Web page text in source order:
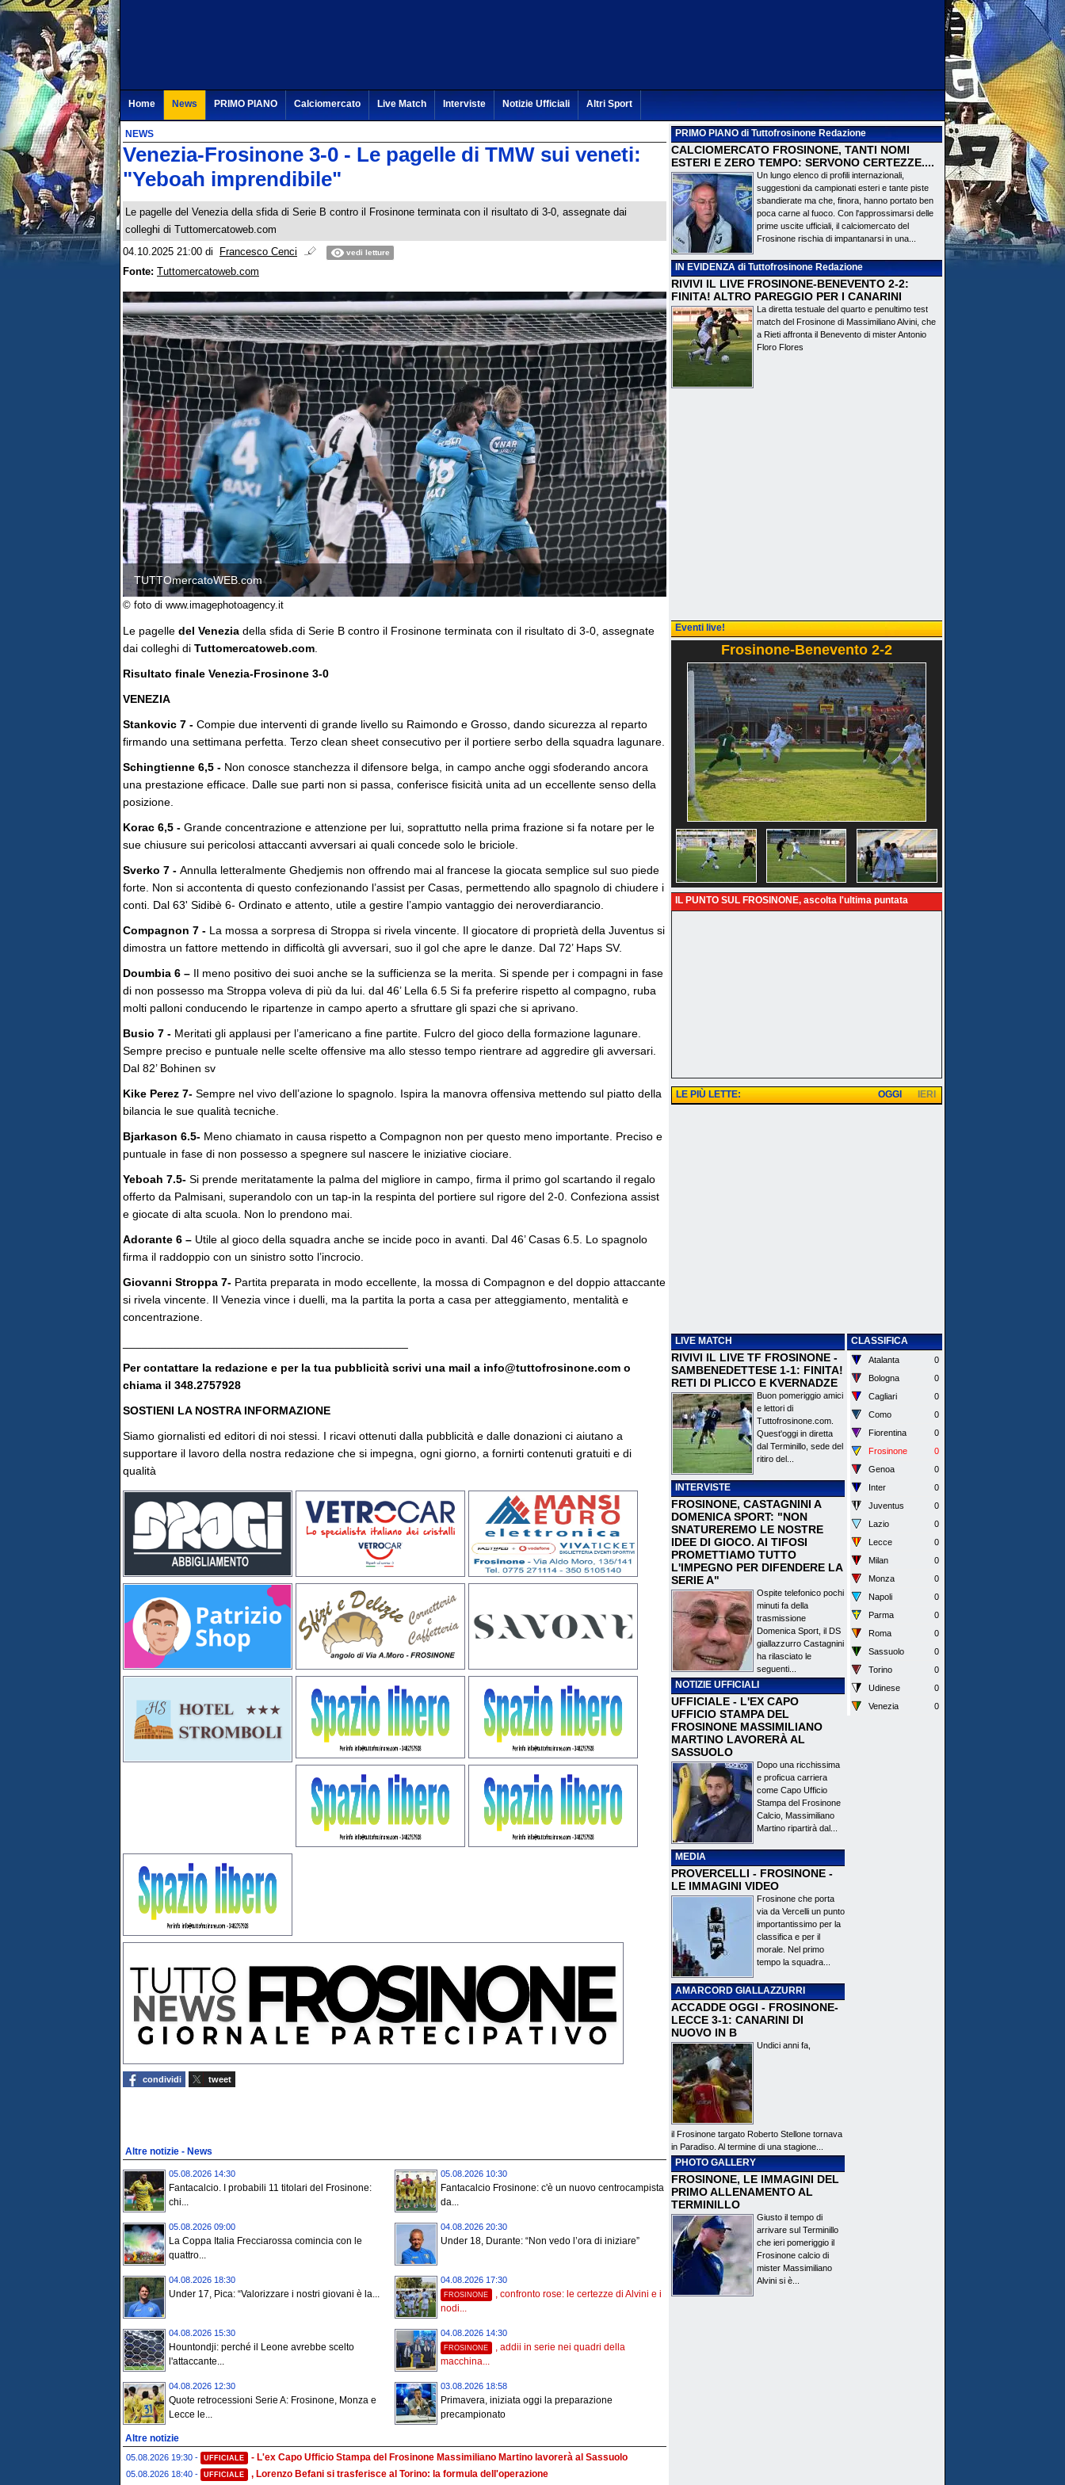
Home News PRIMO PIANO Calciomercato Live Match Interviste Notizie Ufficiali Altri Sport
NEWS
Venezia-Frosinone 3-0 - Le pagelle di TMW sui veneti:
"Yeboah imprendibile"
Le pagelle del Venezia della sfida di Serie B contro il Frosinone terminata con il risultato di 3-0, assegnate dai
colleghi di Tuttomercatoweb.com
04.10.2025 21:00 di Francesco Cenci vedi letture
Fonte: Tuttomercatoweb.com
TUTTOmercatoWEB.com
© foto di www.imagephotoagency.it
Le pagelle del Venezia della sfida di Serie B contro il Frosinone terminata con il risultato di 3-0, assegnate
dai colleghi di Tuttomercatoweb.com
Risultato finale Venezia-Frosinone 3-0
VENEZIA
Stankovic 7 - Compie due interventi di grande livello su Raimondo e Grosso, dando sicurezza al reparto
firmando una settimana perfetta. Terzo clean sheet consecutivo per il portiere serbo della squadra lagunare.
Schingtienne 6,5 - Non conosce stanchezza il difensore belga, in campo anche oggi sfoderando ancora
una prestazione efficace. Dalle sue parti non si passa, conferisce fisicità unita ad un eccellente senso della
posizione.
Korac 6,5 - Grande concentrazione e attenzione per lui, soprattutto nella prima frazione si fa notare per le
sue chiusure sui pericolosi attaccanti avversari ai quali concede solo le briciole.
Sverko 7 - Annulla letteralmente Ghedjemis non offrendo mai al francese la giocata semplice sul suo piede
forte. Non si accontenta di questo confezionando l’assist per Casas, permettendo allo spagnolo di chiudere i
conti. Dal 63' Sidibè 6- Ordinato e attento, utile a gestire l’ampio vantaggio dei neroverdiarancio.
Compagnon 7 - La mossa a sorpresa di Stroppa si rivela vincente. Il giocatore di proprietà della Juventus si
dimostra un fattore mettendo in difficoltà gli avversari, suo il gol che apre le danze. Dal 72’ Haps SV.
Doumbia 6 – Il meno positivo dei suoi anche se la sufficienza se la merita. Si spende per i compagni in fase
di non possesso ma Stroppa voleva di più da lui. dal 46’ Lella 6.5 Si fa preferire rispetto al compagno, ruba
molti palloni conducendo le ripartenze in campo aperto a sfruttare gli spazi che si aprivano.
Busio 7 - Meritati gli applausi per l’americano a fine partite. Fulcro del gioco della formazione lagunare.
Sempre preciso e puntuale nelle scelte offensive ma allo stesso tempo rientrare ad aggredire gli avversari.
Dal 82’ Bohinen sv
Kike Perez 7- Sempre nel vivo dell’azione lo spagnolo. Ispira la manovra offensiva mettendo sul piatto della
bilancia le sue qualità tecniche.
Bjarkason 6.5- Meno chiamato in causa rispetto a Compagnon non per questo meno importante. Preciso e
puntuale in fase di non possesso a spegnere sul nascere le iniziative ciociare.
Yeboah 7.5- Si prende meritatamente la palma del migliore in campo, firma il primo gol scartando il regalo
offerto da Palmisani, superandolo con un tap-in la respinta del portiere sul rigore del 2-0. Confeziona assist
e giocate di alta scuola. Non lo prendono mai.
Adorante 6 – Utile al gioco della squadra anche se incide poco in avanti. Dal 46’ Casas 6.5. Lo spagnolo
firma il raddoppio con un sinistro sotto l’incrocio.
Giovanni Stroppa 7- Partita preparata in modo eccellente, la mossa di Compagnon e del doppio attaccante
si rivela vincente. Il Venezia vince i duelli, ma la partita la porta a casa per atteggiamento, mentalità e
concentrazione.
Per contattare la redazione e per la tua pubblicità scrivi una mail a info@tuttofrosinone.com o
chiama il 348.2757928
SOSTIENI LA NOSTRA INFORMAZIONE
Siamo giornalisti ed editori di noi stessi. I ricavi ottenuti dalla pubblicità e dalle donazioni ci aiutano a
supportare il lavoro della nostra redazione che si impegna, ogni giorno, a fornirti contenuti gratuiti e di
qualità
condividi tweet
Altre notizie - News
05.08.2026 14:30
Fantacalcio. I probabili 11 titolari del Frosinone:
chi...
05.08.2026 10:30
Fantacalcio Frosinone: c'è un nuovo centrocampista
da...
05.08.2026 09:00
La Coppa Italia Frecciarossa comincia con le
quattro...
04.08.2026 20:30
Under 18, Durante: “Non vedo l’ora di iniziare”
04.08.2026 18:30
Under 17, Pica: “Valorizzare i nostri giovani è la...
04.08.2026 17:30
FROSINONE
, confronto rose: le certezze di Alvini e i
nodi...
04.08.2026 15:30
Hountondji: perché il Leone avrebbe scelto
l'attaccante...
04.08.2026 14:30
FROSINONE
, addii in serie nei quadri della
macchina...
04.08.2026 12:30
Quote retrocessioni Serie A: Frosinone, Monza e
Lecce le...
03.08.2026 18:58
Primavera, iniziata oggi la preparazione
precampionato
Altre notizie
05.08.2026 19:30 - UFFICIALE - L'ex Capo Ufficio Stampa del Frosinone Massimiliano Martino lavorerà al Sassuolo
05.08.2026 18:40 - UFFICIALE , Lorenzo Befani si trasferisce al Torino: la formula dell'operazione
PRIMO PIANOdi Tuttofrosinone Redazione
CALCIOMERCATO FROSINONE, TANTI NOMI
ESTERI E ZERO TEMPO: SERVONO CERTEZZE....
Un lungo elenco di profili internazionali,
suggestioni da campionati esteri e tante piste
sbandierate ma che, finora, hanno portato ben
poca carne al fuoco. Con l'approssimarsi delle
prime uscite ufficiali, il calciomercato del
Frosinone rischia di impantanarsi in una...
IN EVIDENZAdi Tuttofrosinone Redazione
RIVIVI IL LIVE FROSINONE-BENEVENTO 2-2:
FINITA! ALTRO PAREGGIO PER I CANARINI
La diretta testuale del quarto e penultimo test
match del Frosinone di Massimiliano Alvini, che
a Rieti affronta il Benevento di mister Antonio
Floro Flores
Eventi live!
Frosinone-Benevento 2-2
IL PUNTO SUL FROSINONE, ascolta l'ultima puntata
LE PIÙ LETTE: IERI
OGGI
LIVE MATCH
RIVIVI IL LIVE TF FROSINONE -
SAMBENEDETTESE 1-1: FINITA!
RETI DI PLICCO E KVERNADZE
Buon pomeriggio amici
e lettori di
Tuttofrosinone.com.
Quest'oggi in diretta
dal Terminillo, sede del
ritiro del...
INTERVISTE
FROSINONE, CASTAGNINI A
DOMENICA SPORT: "NON
SNATUREREMO LE NOSTRE
IDEE DI GIOCO. AI TIFOSI
PROMETTIAMO TUTTO
L'IMPEGNO PER DIFENDERE LA
SERIE A"
Ospite telefonico pochi
minuti fa della
trasmissione
Domenica Sport, il DS
giallazzurro Castagnini
ha rilasciato le
seguenti...
NOTIZIE UFFICIALI
UFFICIALE - L'EX CAPO
UFFICIO STAMPA DEL
FROSINONE MASSIMILIANO
MARTINO LAVORERÀ AL
SASSUOLO
Dopo una ricchissima
e proficua carriera
come Capo Ufficio
Stampa del Frosinone
Calcio, Massimiliano
Martino ripartirà dal...
MEDIA
PROVERCELLI - FROSINONE -
LE IMMAGINI VIDEO
Frosinone che porta
via da Vercelli un punto
importantissimo per la
classifica e per il
morale. Nel primo
tempo la squadra...
AMARCORD GIALLAZZURRI
ACCADDE OGGI - FROSINONE-
LECCE 3-1: CANARINI DI
NUOVO IN B
Undici anni fa,
il Frosinone targato Roberto Stellone tornava
in Paradiso. Al termine di una stagione...
PHOTO GALLERY
FROSINONE, LE IMMAGINI DEL
PRIMO ALLENAMENTO AL
TERMINILLO
Giusto il tempo di
arrivare sul Terminillo
che ieri pomeriggio il
Frosinone calcio di
mister Massimiliano
Alvini si è...
CLASSIFICA
Atalanta
0
Bologna
0
Cagliari
0
Como
0
Fiorentina
0
Frosinone
0
Genoa
0
Inter
0
Juventus
0
Lazio
0
Lecce
0
Milan
0
Monza
0
Napoli
0
Parma
0
Roma
0
Sassuolo
0
Torino
0
Udinese
0
Venezia
0